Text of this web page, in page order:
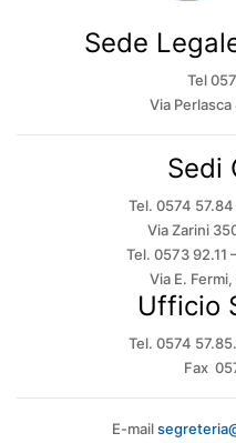
Sede
Tel
Via Perlasca
Sedi
Tel. 0574 57.84
Via Zarini
Tel. 0573 92.11
Via E.
Ufficio
Tel. 0574
Fax
E-mail